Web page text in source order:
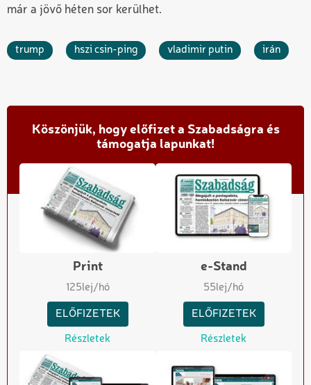
már a jövő héten sor kerülhet.
trump hszi csin-ping vladimir putin irán
Köszönjük, hogy előfizet a Szabadságra és
támogatja lapunkat!
Print
125lej/hó
ELŐFIZETEK
Részletek
e-Stand
55lej/hó
ELŐFIZETEK
Részletek